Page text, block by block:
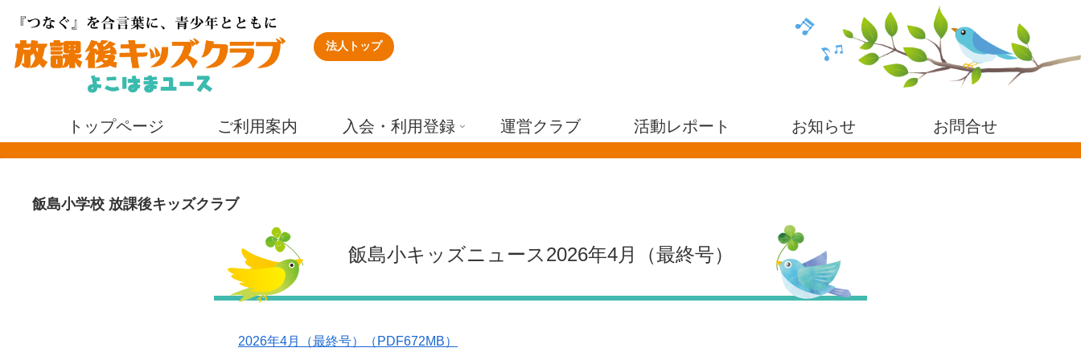
法人トップ
トップページ ご利用案内 入会・利用登録 運営クラブ 活動レポート お知らせ お問合せ
飯島小学校 放課後キッズクラブ
飯島小キッズニュース2026年4月（最終号）
2026年4月（最終号）（PDF672MB）